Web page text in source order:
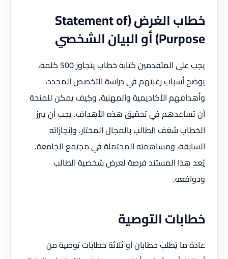
خطاب الغرض (Statement of
Purpose) أو البيان الشخصي
يجب على المتقدمين كتابة خطاب يتجاوز 500 كلمة،
يوضح أسباب رغبتهم في دراسة التخصص المحدد،
وأهدافهم الأكاديمية والمهنية، وكيف يمكن للمنحة
أن تساعدهم في تحقيق هذه الأهداف. يجب أن يبرز
الخطاب شغف الطالب بالمجال المختار، وإنجازاته
السابقة، ومساهمته المحتملة في مجتمع الجامعة.
يُعد هذا المستند فرصة لعرض شخصية الطالب
ودوافعه.
خطابات التوصية
عادة ما يُطلب خطابان أو ثلاثة خطابات توصية من